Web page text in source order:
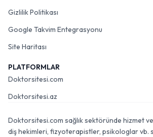
Gizlilik Politikası
Google Takvim Entegrasyonu
Site Haritası
PLATFORMLAR
Doktorsitesi.com
Doktorsitesi.az
Doktorsitesi.com sağlık sektöründe hizmet
diş hekimleri, fizyoterapistler, psikologlar vb.